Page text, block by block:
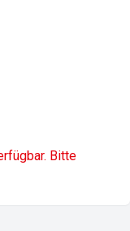
Bitte